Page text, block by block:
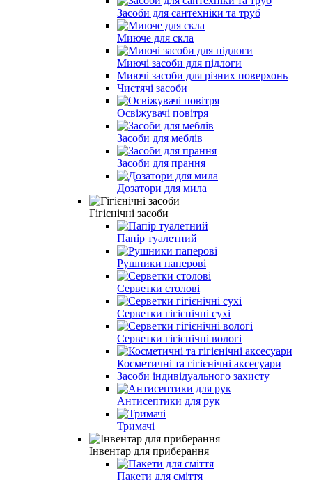
Засоби для сантехніки та труб
Миюче для скла
Миючi засоби для пiдлоги
Миючі засоби для різних поверхонь
Чистячi засоби
Освiжувачi повiтря
Засоби для меблiв
Засоби для прання
Дозатори для мила
Гігієнічні засоби
Папiр туалетний
Рушники паперовi
Серветки столовi
Серветки гiгiєнiчнi сухi
Серветки гiгiєнiчнi вологi
Косметичні та гігієнічні аксесуари
Засоби індивідуального захисту
Антисептики для рук
Тримачі
Інвентар для приберання
Пакети для смiття